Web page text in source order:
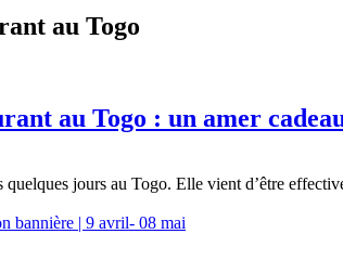
au Togo
au Togo : un amer
jours au Togo. Elle vient d’être